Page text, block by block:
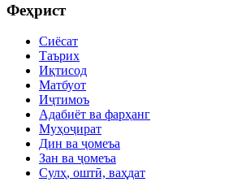
Феҳрист
Сиёсат
Таърих
Иқтисод
Матбуот
Иҷтимоъ
Адабиёт ва фарҳанг
Муҳоҷират
Дин ва ҷомеъа
Зан ва ҷомеъа
Сулҳ, оштӣ, ваҳдат